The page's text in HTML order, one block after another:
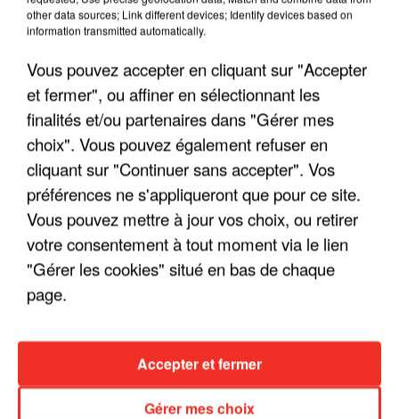
LES INTERVIEWS CHANTE
FRANCE
Voir plus
"JE SUIS À DISPOSITION DES
other data sources; Link different devices; Identify devices based on
information transmitted automatically.
Vous pouvez accepter en cliquant sur "Accepter
et fermer", ou affiner en sélectionnant les
finalités et/ou partenaires dans "Gérer mes
choix". Vous pouvez également refuser en
cliquant sur "Continuer sans accepter". Vos
préférences ne s'appliqueront que pour ce site.
Vous pouvez mettre à jour vos choix, ou retirer
votre consentement à tout moment via le lien
"Gérer les cookies" situé en bas de chaque
page.
Gérer mes choix
Accepter et fermer